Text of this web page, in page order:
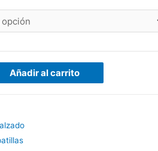
Añadir al carrito